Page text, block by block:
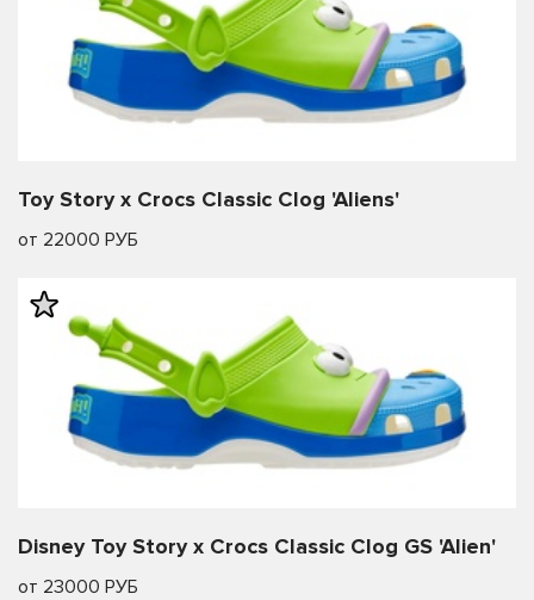
Toy Story x Crocs Classic Clog 'Aliens'
от 22000 РУБ
Disney Toy Story x Crocs Classic Clog GS 'Alien'
от 23000 РУБ